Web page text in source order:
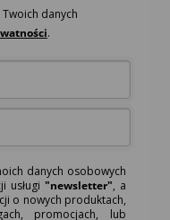
danych
.
danych osobowych
usługi"newsletter", a
o nowych produktach,
promocjach, lub